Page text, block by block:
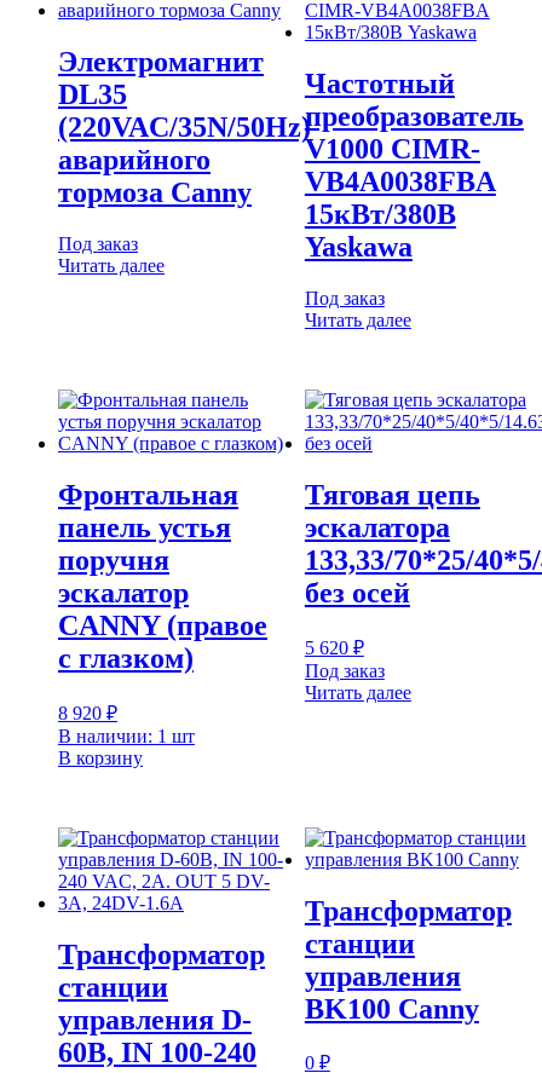
Электромагнит
DL35
(220VAC/35N/50Hz)
аварийного
тормоза Canny
Под заказ
Читать далее
Частотный
преобразователь
V1000 CIMR-
VB4A0038FBA
15кВт/380В
Yaskawa
Под заказ
Читать далее
Фронтальная
панель устья
поручня
эскалатор
CANNY (правое
с глазком)
8 920 ₽
В наличии: 1 шт
В корзину
Тяговая цепь
эскалатора
133,33/70*25/
без осей
5 620 ₽
Под заказ
Читать далее
Трансформатор
станции
управления D-
60B, IN 100-240
Трансформатор
станции
управления
BK100 Canny
0 ₽